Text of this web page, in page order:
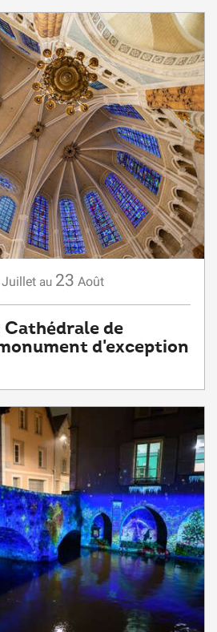
Juillet au 23 Août
Cathédrale de
d'exception